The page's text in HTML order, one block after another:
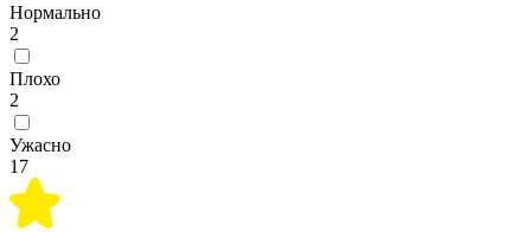
Нормально
2
Плохо
2
Ужасно
17